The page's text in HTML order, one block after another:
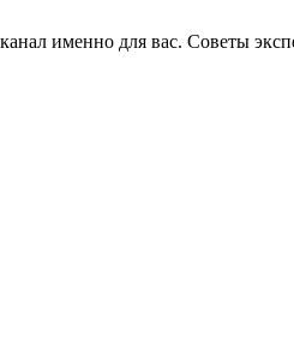
именно для вас. Советы